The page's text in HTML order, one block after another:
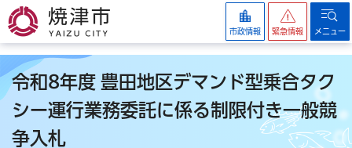
焼津市
市政情報 緊急情報 メニュー
令和8年度 豊田地区デマンド型乗合タク
シー運行業務委託に係る制限付き一般競
争入札